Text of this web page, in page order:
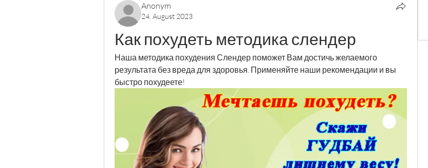
Anonym
24. August 2023
Как похудеть методика слендер
Наша методика похудения Слендер поможет Вам достичь желаемого
результата без вреда для здоровья. Применяйте наши рекомендации и вы
быстро похудеете!